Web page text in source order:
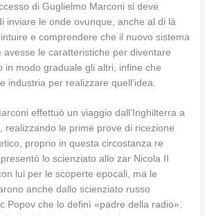
di Guglielmo Marconi si deve
inviare le onde ovunque, anche al di là
e comprendere che il nuovo sistema
avesse le caratteristiche per diventare
in modo graduale gli altri, infine che
industria per realizzare quell’idea.
effettuò un viaggio dall’Inghilterra a
realizzando le prime prove di ricezione
proprio in questa circostanza re
lo scienziato allo zar Nicola II
lui per le scoperte epocali, ma le
anche dallo scienziato russo
Popov che lo definì «padre della radio».